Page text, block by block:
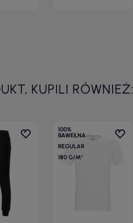
KUPILI RÓWNIEŻ:
100%
BAWEŁNA
REGULAR
180 G/M²